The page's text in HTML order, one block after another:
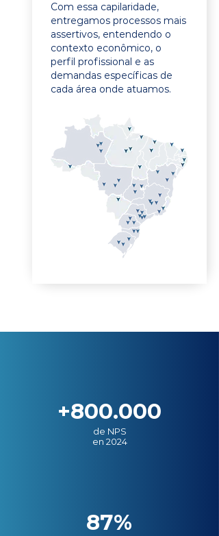
Com essa capilaridade,
entregamos processos mais
assertivos, entendendo o
contexto econômico, o
perfil profissional e as
demandas específicas de
cada área onde atuamos.
+800.000
de NPS
en 2024
87%